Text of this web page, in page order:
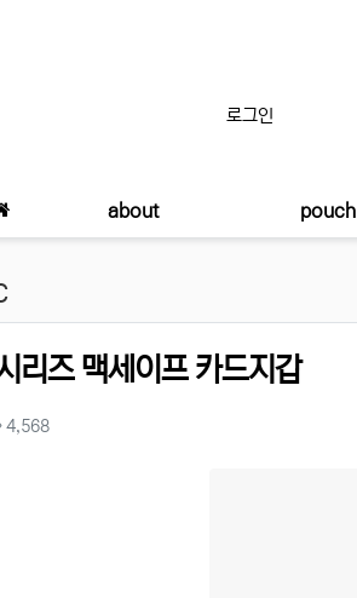
로그인
about pouch
리즈 맥세이프 카드지갑
텐츠 정보
4,568조회